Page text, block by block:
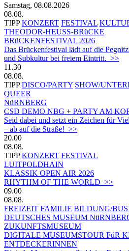
Samstag, 08.08.2026
08.08.
TIPP KONZERT FESTIVAL
THEODOR-HEUSS-BRüCKE
BRüCKENFESTIVAL 2026
Das Brückenfestival lädt auf die
und Subkultur bei freiem Eintritt. >>
11.30
08.08.
TIPP DISCO/PARTY SHOW/
QUEER
NüRNBERG
CSD DEMO NBG + PARTY AM
Seid dabei und setzt ein Zeichen für
– ab auf die Straße! >>
20.00
08.08.
TIPP KONZERT FESTIVAL
LUITPOLDHAIN
KLASSIK OPEN AIR 2026
RHYTHM OF THE WORLD >>
09.00
08.08.
FREIZEIT FAMILIE BILDUNG/
DEUTSCHES MUSEUM
ZUKUNFTSMUSEUM
DIGITALE MUSEUMSTOUR FüR
ENTDECKERINNEN